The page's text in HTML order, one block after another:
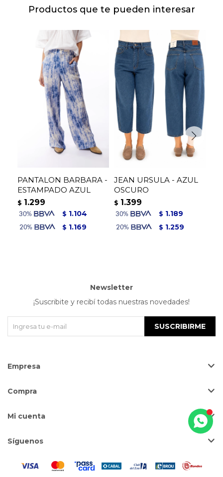
Productos que te pueden interesar
PANTALON BARBARA -
ESTAMPADO AZUL
$ 1.299
$ 1.104
$ 1.169
JEAN URSULA - AZUL
OSCURO
$ 1.399
$ 1.189
$ 1.259
Empresa
Compra
Mi cuenta
Síguenos
Newsletter
¡Suscribite y recibí todas nuestras novedades!
SUSCRIBIRME